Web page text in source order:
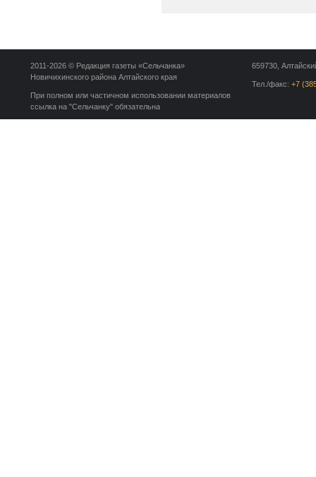
659730,
Тел./факс: +7
2011-2026 © Редакция газеты «Сельчанка»
Новичихинского района Алтайского края
При полном или частичном использовании материалов
ссылка на "Сельчанку" обязательна